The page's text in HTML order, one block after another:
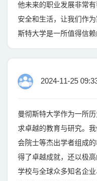
他未来的职业发展非常
安全和生活，让我们作
斯特大学是一所值得信赖
2024-11-25
曼彻斯特大学作为一所
求卓越的教育与研究。
会院士等杰出学者组成
得了卓越成就，还以极
学校与全球众多知名企